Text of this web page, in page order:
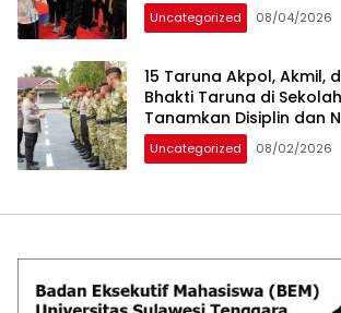
Uncategorized 08/04/2026
15 Taruna Akpol, Akmil,
Bhakti Taruna di
Tanamkan Disiplin dan
Uncategorized 08/02/2026